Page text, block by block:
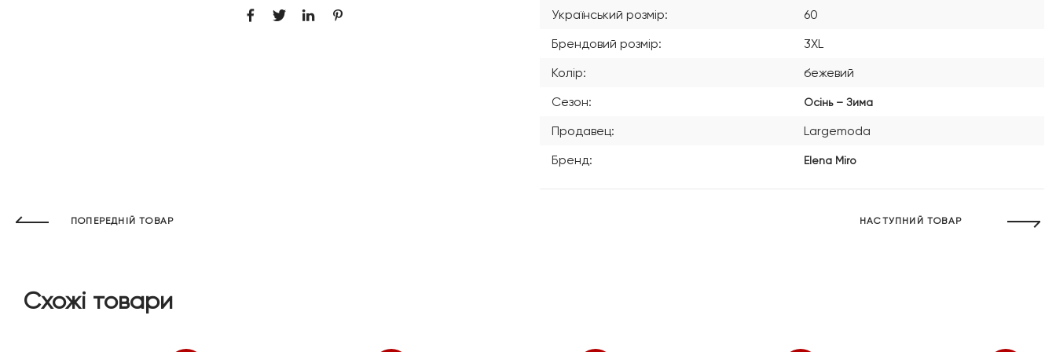
Український розмір:
60
Брендовий розмір:
3XL
Колір:
бежевий
Сезон:
Осінь – Зима
Продавец:
Largemoda
Бренд:
Elena Miro
ПОПЕРЕДНІЙ ТОВАР НАСТУПНИЙ ТОВАР
Схожі товари